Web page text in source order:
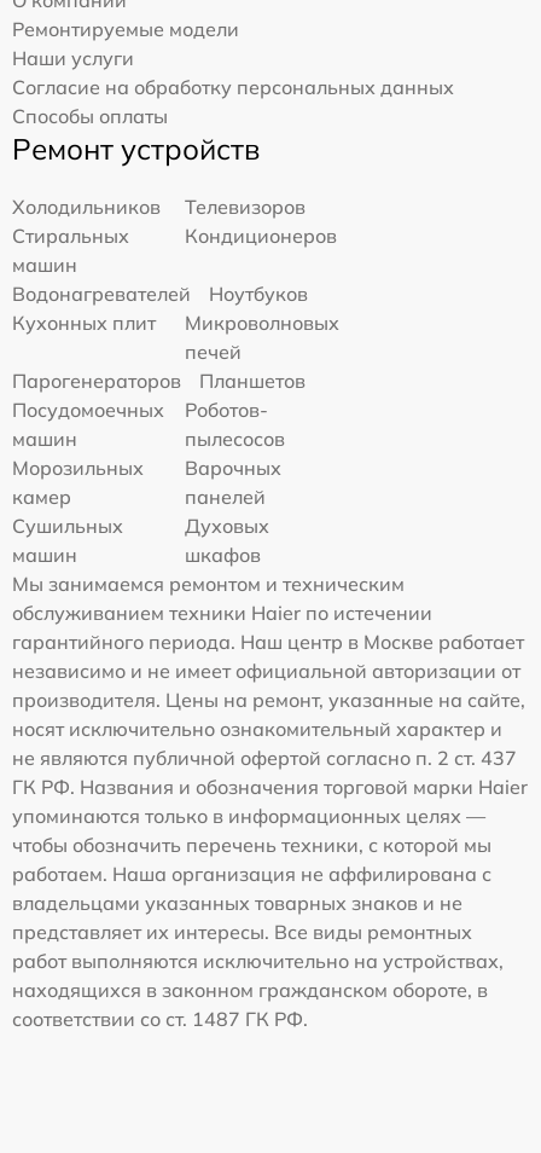
Ремонтируемые модели
Наши услуги
Согласие на обработку персональных данных
Способы оплаты
Ремонт устройств
Холодильников
Телевизоров
Стиральных
машин
Кондиционеров
Водонагревателей
Ноутбуков
Кухонных плит
Микроволновых
печей
Парогенераторов
Планшетов
Посудомоечных
машин
Роботов-
пылесосов
Морозильных
камер
Варочных
панелей
Сушильных
машин
Духовых
шкафов
Мы занимаемся ремонтом и техническим
обслуживанием техники Haier по истечении
гарантийного периода. Наш центр в Москве работает
независимо и не имеет официальной авторизации от
производителя. Цены на ремонт, указанные на сайте,
носят исключительно ознакомительный характер и
не являются публичной офертой согласно п. 2 ст. 437
ГК РФ. Названия и обозначения торговой марки Haier
упоминаются только в информационных целях —
чтобы обозначить перечень техники, с которой мы
работаем. Наша организация не аффилирована с
владельцами указанных товарных знаков и не
представляет их интересы. Все виды ремонтных
работ выполняются исключительно на устройствах,
находящихся в законном гражданском обороте, в
соответствии со ст. 1487 ГК РФ.